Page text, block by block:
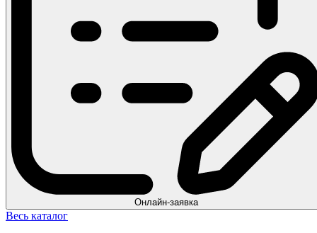
Онлайн-заявка
Весь каталог